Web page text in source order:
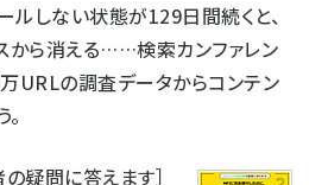
ルしない状態が129日間続くと、
から消える……検索カンファレン
URLの調査データからコンテン
疑問に答えます］